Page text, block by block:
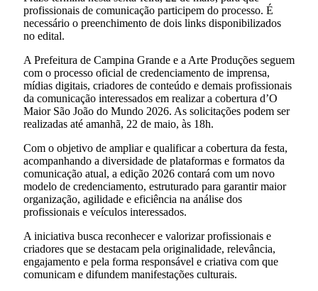
profissionais de comunicação participem do processo. É
necessário o preenchimento de dois links disponibilizados
no edital.
A Prefeitura de Campina Grande e a Arte Produções seguem
com o processo oficial de credenciamento de imprensa,
mídias digitais, criadores de conteúdo e demais profissionais
da comunicação interessados em realizar a cobertura d’O
Maior São João do Mundo 2026. As solicitações podem ser
realizadas até amanhã, 22 de maio, às 18h.
Com o objetivo de ampliar e qualificar a cobertura da festa,
acompanhando a diversidade de plataformas e formatos da
comunicação atual, a edição 2026 contará com um novo
modelo de credenciamento, estruturado para garantir maior
organização, agilidade e eficiência na análise dos
profissionais e veículos interessados.
A iniciativa busca reconhecer e valorizar profissionais e
criadores que se destacam pela originalidade, relevância,
engajamento e pela forma responsável e criativa com que
comunicam e difundem manifestações culturais.